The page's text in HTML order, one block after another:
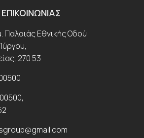
Παλαιάς Εθνικής Οδού
270 53
,